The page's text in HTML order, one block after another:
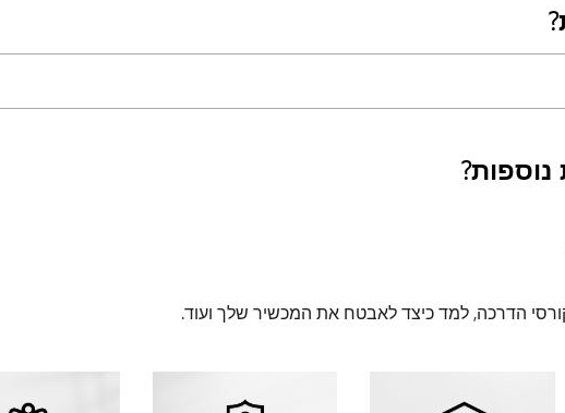
נוספות?
הדרכה, למד כיצד לאבטח את המכשיר שלך ועוד.